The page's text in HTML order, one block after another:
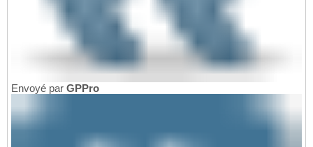
Envoyé par GPPro